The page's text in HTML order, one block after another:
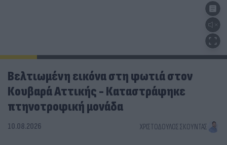
Βελτιωμένη εικόνα στη φωτιά στον
Κουβαρά Αττικής - Καταστράφηκε
πτηνοτροφική μονάδα
10.08.2026 ΧΡΙΣΤΌΔΟΥΛΟΣ ΣΚΟΎΝΤΑΣ